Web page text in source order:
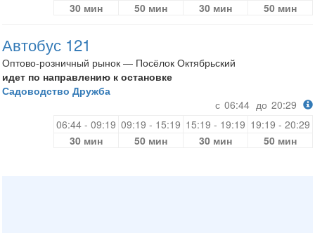
30 мин
50 мин 30 мин 50 мин
Автобус 121
Оптово-розничный рынок — Посёлок Октябрьский
идет по направлению к остановке
Садоводство Дружба
с 06:44 до 20:29
06:44 - 09:19 09:19 - 15:19 15:19 - 19:19 19:19 - 20:29
30 мин
50 мин 30 мин 50 мин